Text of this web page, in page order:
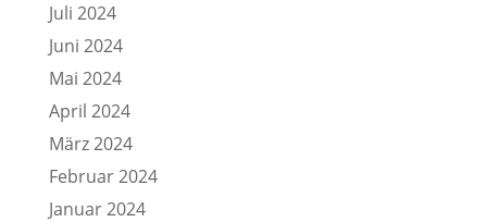
Juli 2024
Juni 2024
Mai 2024
April 2024
März 2024
Februar 2024
Januar 2024